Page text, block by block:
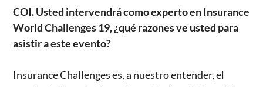
COI. Usted intervendrá como experto en Insurance
World Challenges 19, ¿qué razones ve usted para
asistir a este evento?
Insurance Challenges es, a nuestro entender, el